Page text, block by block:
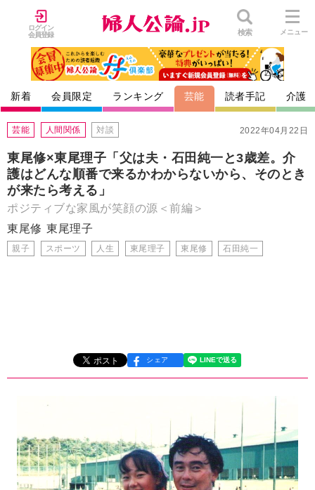
ログイン
会員登録
検索 メニュー
新着 会員限定 ランキング 芸能 読者手記 介護
2022年04月22日
芸能 人間関係 対談
東尾修×東尾理子「父は夫・石田純一と3歳差。介
護はどんな順番で来るかわからないから、そのとき
が来たら考える」
ポジティブな家風が笑顔の源＜前編＞
東尾修 東尾理子
親子 スポーツ 人生 東尾理子 東尾修 石田純一
シェア